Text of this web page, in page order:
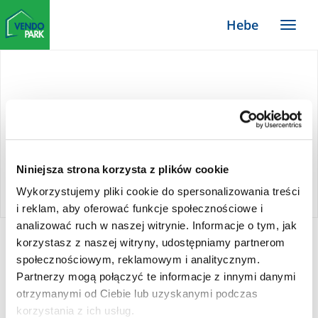
Niniejsza strona korzysta z plików cookie
Wykorzystujemy pliki cookie do spersonalizowania treści
i reklam, aby oferować funkcje społecznościowe i
analizować ruch w naszej witrynie. Informacje o tym, jak
korzystasz z naszej witryny, udostępniamy partnerom
społecznościowym, reklamowym i analitycznym.
Partnerzy mogą połączyć te informacje z innymi danymi
otrzymanymi od Ciebie lub uzyskanymi podczas
korzystania z ich usług.
Zum
Haupt-
Inhalt
Menü
Hebe
Hebe
Drogerie Hebe to sieć wyjątkowych sklepów,